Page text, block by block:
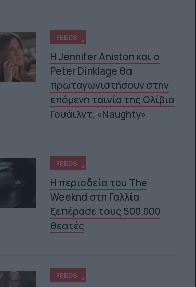
FEEDS
Η Jennifer Aniston και ο
Peter Dinklage θα
πρωταγωνιστήσουν στην
επόμενη ταινία της Ολίβια
Γουάιλντ, «Naughty»
FEEDS
Η περιοδεία του The
Weeknd στη Γαλλία
ξεπέρασε τους 500.000
θεατές
FEEDS